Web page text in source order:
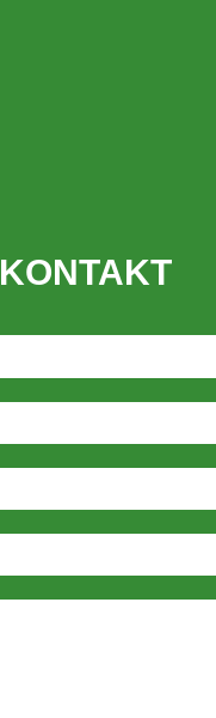
KONTAKT